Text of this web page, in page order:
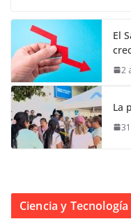
El
2
La
Ciencia y Tecnología